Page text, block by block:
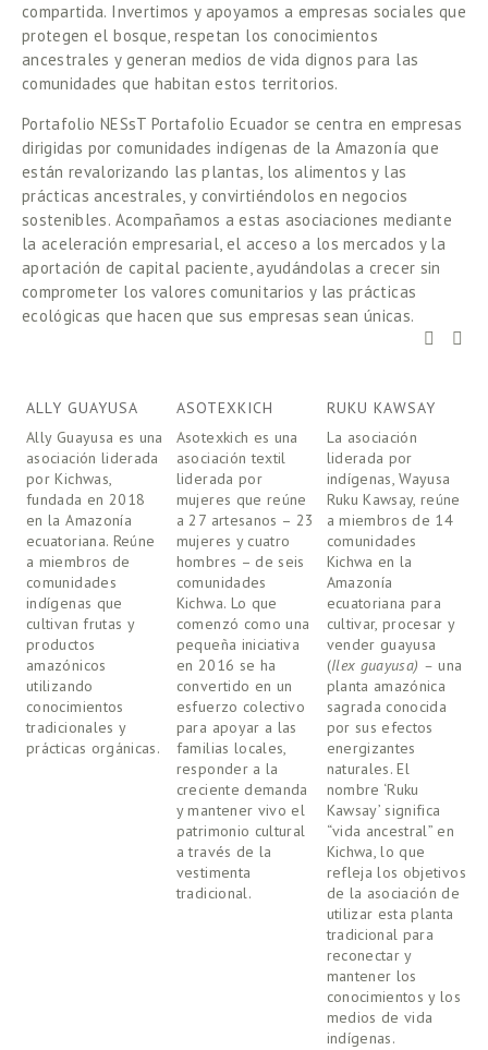
compartida. Invertimos y apoyamos a empresas sociales que
protegen el bosque, respetan los conocimientos
ancestrales y generan medios de vida dignos para las
comunidades que habitan estos territorios.
Portafolio NESsT Portafolio Ecuador se centra en empresas
dirigidas por comunidades indígenas de la Amazonía que
están revalorizando las plantas, los alimentos y las
prácticas ancestrales, y convirtiéndolos en negocios
sostenibles. Acompañamos a estas asociaciones mediante
la aceleración empresarial, el acceso a los mercados y la
aportación de capital paciente, ayudándolas a crecer sin
comprometer los valores comunitarios y las prácticas
ecológicas que hacen que sus empresas sean únicas.
ALLY GUAYUSA
Ally Guayusa es una
asociación liderada
por Kichwas,
fundada en 2018
en la Amazonía
ecuatoriana. Reúne
a miembros de
comunidades
indígenas que
cultivan frutas y
productos
amazónicos
utilizando
conocimientos
tradicionales y
prácticas orgánicas.
ASOTEXKICH
Asotexkich es una
asociación textil
liderada por
mujeres que reúne
a 27 artesanos – 23
mujeres y cuatro
hombres – de seis
comunidades
Kichwa. Lo que
comenzó como una
pequeña iniciativa
en 2016 se ha
convertido en un
esfuerzo colectivo
para apoyar a las
familias locales,
responder a la
creciente demanda
y mantener vivo el
patrimonio cultural
a través de la
vestimenta
tradicional.
RUKU KAWSAY
La asociación
liderada por
indígenas, Wayusa
Ruku Kawsay, reúne
a miembros de 14
comunidades
Kichwa en la
Amazonía
ecuatoriana para
cultivar, procesar y
vender guayusa
(Ilex guayusa) – una
planta amazónica
sagrada conocida
por sus efectos
energizantes
naturales. El
nombre ‘Ruku
Kawsay’ significa
“vida ancestral” en
Kichwa, lo que
refleja los objetivos
de la asociación de
utilizar esta planta
tradicional para
reconectar y
mantener los
conocimientos y los
medios de vida
indígenas.